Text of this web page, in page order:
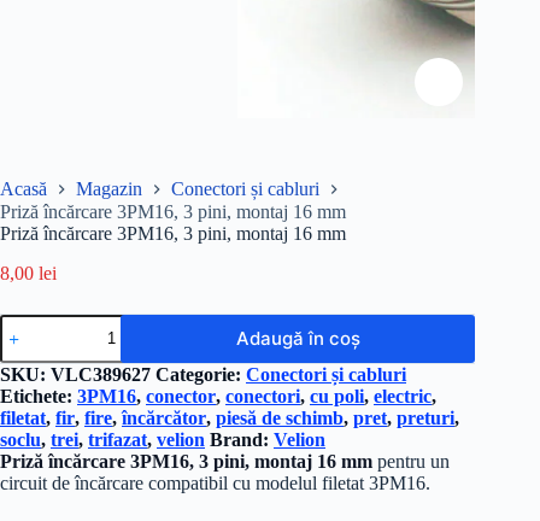
Acasă Magazin
Conectori și cabluri
Priză încărcare 3PM16, 3 pini, montaj 16 mm
Priză încărcare 3PM16, 3 pini, montaj 16 mm
8,00 lei
Cantitate
Priză
încărcare
3PM16,
3
pini,
montaj
16
mm
Adaugă în coș
SKU: VLC389627 Categorie: Conectori și cabluri
Etichete: 3PM16, conector, conectori, cu poli, electric,
filetat, fir, fire,încărcător, piesă de schimb, pret, preturi,
soclu, trei, trifazat, velion Brand: Velion
Priză încărcare 3PM16, 3 pini, montaj 16 mm pentru un
circuit de încărcare compatibil cu modelul filetat 3PM16.